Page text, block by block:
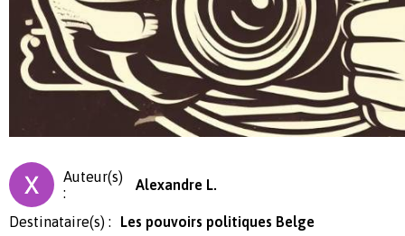
Auteur(s)
:
Alexandre L.
Destinataire(s) : Les pouvoirs politiques Belge